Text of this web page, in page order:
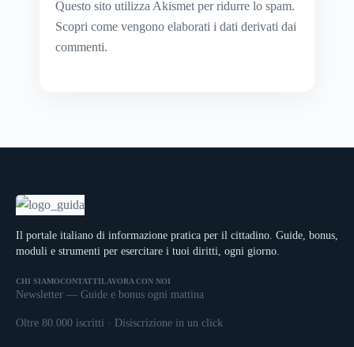
Questo sito utilizza Akismet per ridurre lo spam.
Scopri come vengono elaborati i dati derivati dai
commenti.
Il portale italiano di informazione pratica per il cittadino. Guide, bonus,
moduli e strumenti per esercitare i tuoi diritti, ogni giorno.
CHI SIAMOCONTATTI LAVORA CON NOI
Newsletter — Guide e bonus ogni mattina
Oltre 80.000 iscritti · Disiscrizione in un click